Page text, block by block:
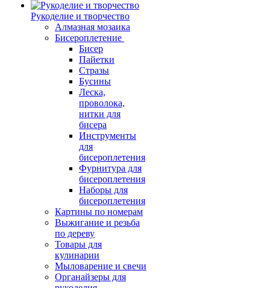
Рукоделие и творчество
Алмазная мозаика
Бисероплетение
Бисер
Пайетки
Стразы
Бусины
Леска,
проволока,
нитки для
бисера
Инструменты
для
бисероплетения
Фурнитура для
бисероплетения
Наборы для
бисероплетения
Картины по номерам
Выжигание и резьба
по дереву
Товары для
кулинарии
Мыловарение и свечи
Органайзеры для